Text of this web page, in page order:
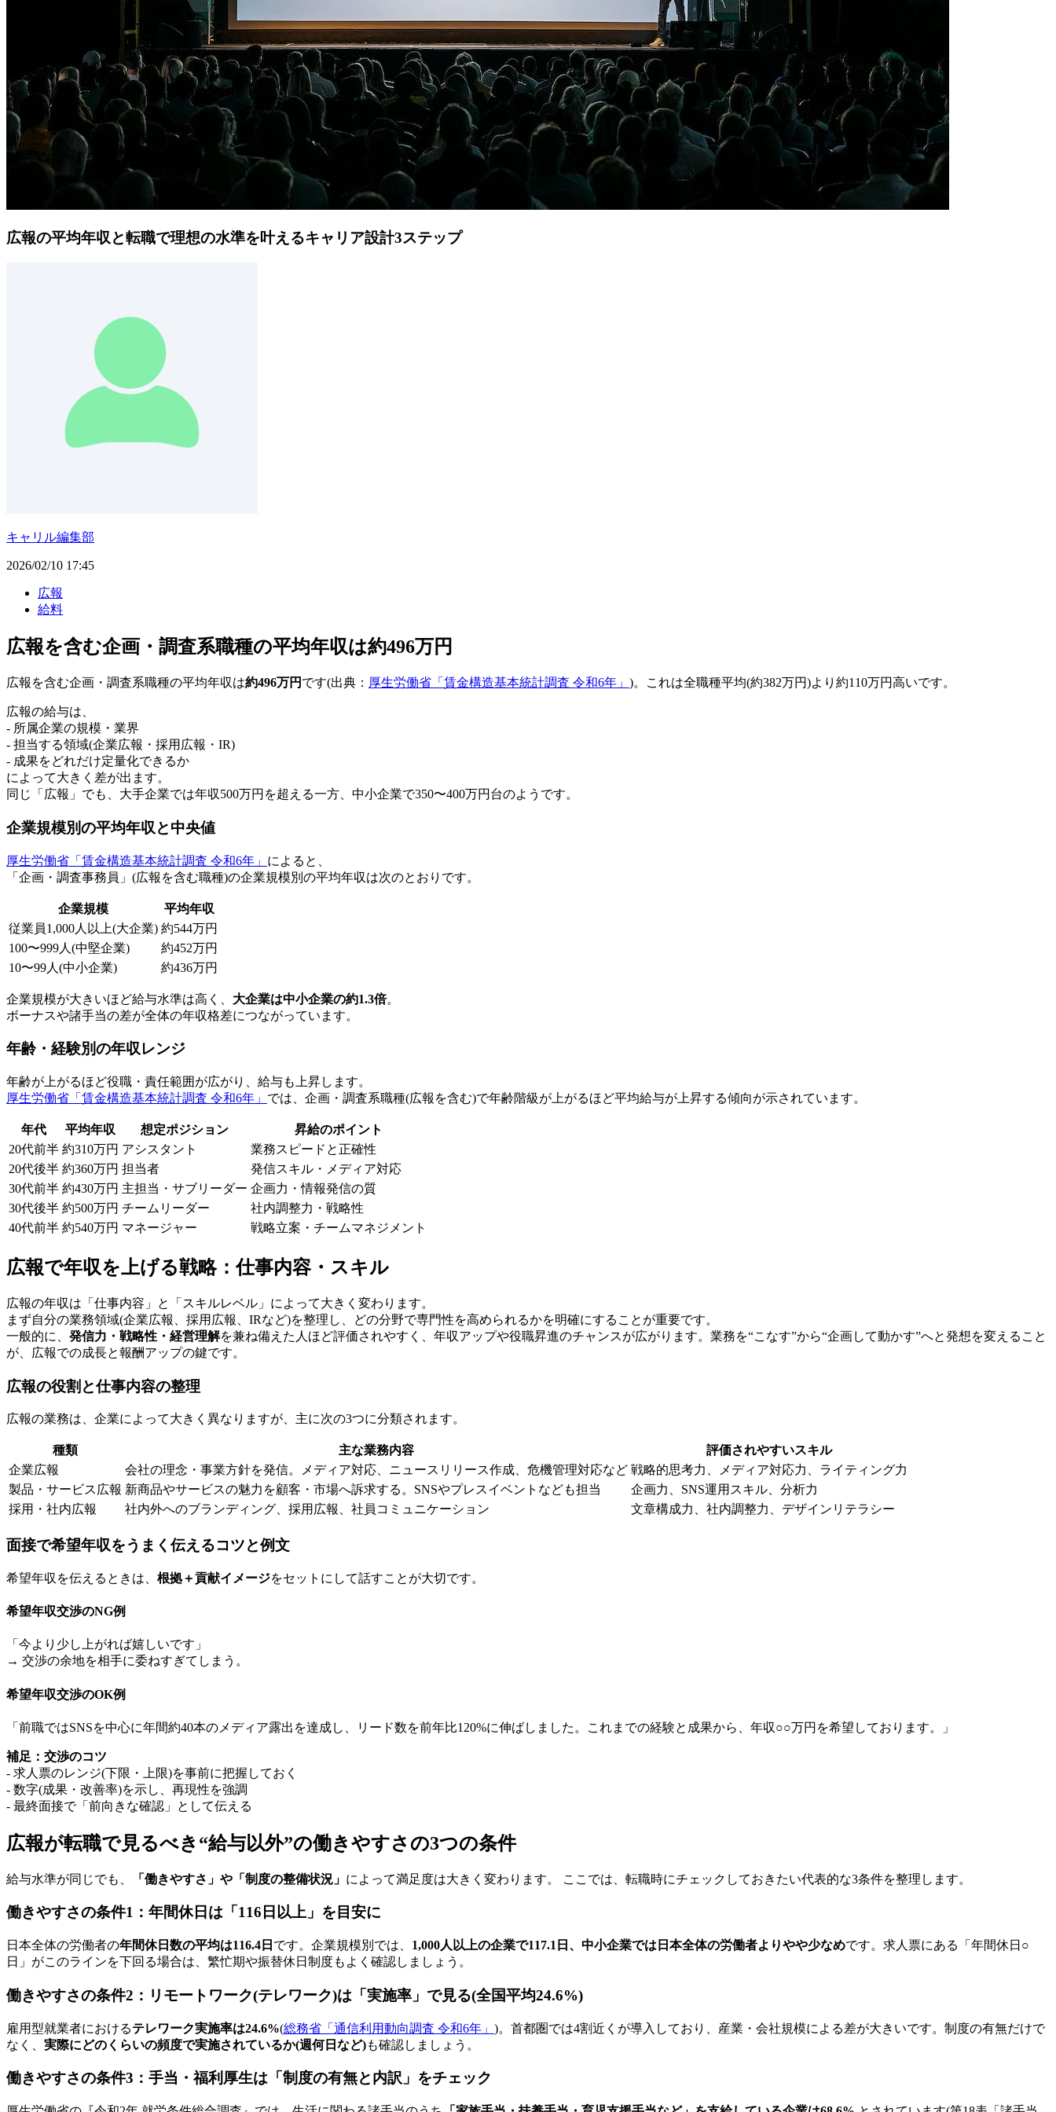
広報の平均年収と転職で理想の水準を叶えるキャリア設計3ステップ
キャリル編集部
2026/02/10 17:45
広報
給料
広報を含む企画・調査系職種の平均年収は約496万円
広報を含む企画・調査系職種の平均年収は約496万円 です(出典： 厚生労働省「賃金構造基本統計調査 令和6年」 )。これは全職種平均(約382万円)より約110万円高いです。
広報の給与は、
- 所属企業の規模・業界
- 担当する領域(企業広報・採用広報・IR)
- 成果をどれだけ定量化できるか
によって大きく差が出ます。
同じ「広報」でも、大手企業では年収500万円を超える一方、中小企業で350〜400万円台のようです。
企業規模別の平均年収と中央値
厚生労働省「賃金構造基本統計調査 令和6年」 によると、
「企画・調査事務員」(広報を含む職種)の企業規模別の平均年収は次のとおりです。
企業規模
平均年収
従業員1,000人以上(大企業) 約544万円
100〜999人(中堅企業)
約452万円
10〜99人(中小企業)
約436万円
企業規模が大きいほど給与水準は高く、 大企業は中小企業の約1.3倍。
ボーナスや諸手当の差が全体の年収格差につながっています。
年齢・経験別の年収レンジ
年齢が上がるほど役職・責任範囲が広がり、給与も上昇します。
厚生労働省「賃金構造基本統計調査 令和6年」 では、企画・調査系職種(広報を含む)で年齢階級が上がるほど平均給与が上昇する傾向が示されています。
年代 平均年収 想定ポジション
昇給のポイント
20代前半 約310万円 アシスタント
業務スピードと正確性
20代後半 約360万円 担当者
発信スキル・メディア対応
30代前半 約430万円 主担当・サブリーダー 企画力・情報発信の質
30代後半 約500万円 チームリーダー
社内調整力・戦略性
40代前半 約540万円 マネージャー 戦略立案・チームマネジメント
広報で年収を上げる戦略：仕事内容・スキル
広報の年収は「仕事内容」と「スキルレベル」によって大きく変わります。
まず自分の業務領域(企業広報、採用広報、IRなど)を整理し、どの分野で専門性を高められるかを明確にすることが重要です。
一般的に、 発信力・戦略性・経営理解を兼ね備えた人ほど評価されやすく、年収アップや役職昇進のチャンスが広がります。業務を“こなす”から“企画して動かす”へと発想を変えること
が、広報での成長と報酬アップの鍵です。
広報の役割と仕事内容の整理
広報の業務は、企業によって大きく異なりますが、主に次の3つに分類されます。
種類 主な業務内容
評価されやすいスキル
企業広報
会社の理念・事業方針を発信。メディア対応、ニュースリリース作成、危機管理対応など 戦略的思考力、メディア対応力、ライティング力
製品・サービス広報 新商品やサービスの魅力を顧客・市場へ訴求する。SNSやプレスイベントなども担当
企画力、SNS運用スキル、分析力
採用・社内広報
社内外へのブランディング、採用広報、社員コミュニケーション 文章構成力、社内調整力、デザインリテラシー
面接で希望年収をうまく伝えるコツと例文
希望年収を伝えるときは、 根拠＋貢献イメージをセットにして話すことが大切です。
希望年収交渉のNG例
「今より少し上がれば嬉しいです」
→ 交渉の余地を相手に委ねすぎてしまう。
希望年収交渉のOK例
「前職ではSNSを中心に年間約40本のメディア露出を達成し、リード数を前年比120%に伸ばしました。これまでの経験と成果から、年収○○万円を希望しております。」
補足：交渉のコツ
- 求人票のレンジ(下限・上限)を事前に把握しておく
- 数字(成果・改善率)を示し、再現性を強調
- 最終面接で「前向きな確認」として伝える
広報が転職で見るべき“給与以外”の働きやすさの3つの条件
給与水準が同じでも、 「働きやすさ」や「制度の整備状況」 によって満足度は大きく変わります。 ここでは、転職時にチェックしておきたい代表的な3条件を整理します。
働きやすさの条件1：年間休日は「 116日以上 」を目安に
日本全体の労働者の年間休日数の平均は116.4日 です。企業規模別では、 1,000人以上の企業で117.1日、中小企業では日本全体の労働者よりやや少なめです。求人票にある「年間休日○
日」がこのラインを下回る場合は、繁忙期や振替休日制度もよく確認しましょう。
働きやすさの条件2：リモートワーク(テレワーク)は「実施率 」で見る(全国平均24.6%)
雇用型就業者におけるテレワーク実施率は24.6%(総務省「通信利用動向調査 令和6年」 )。首都圏では4割近くが導入しており、産業・会社規模による差が大きいです。制度の有無だけで
なく、 実際にどのくらいの頻度で実施されているか(週何日など)も確認しましょう。
働きやすさの条件3：手当・福利厚生は「 制度の有無と内訳 」をチェック